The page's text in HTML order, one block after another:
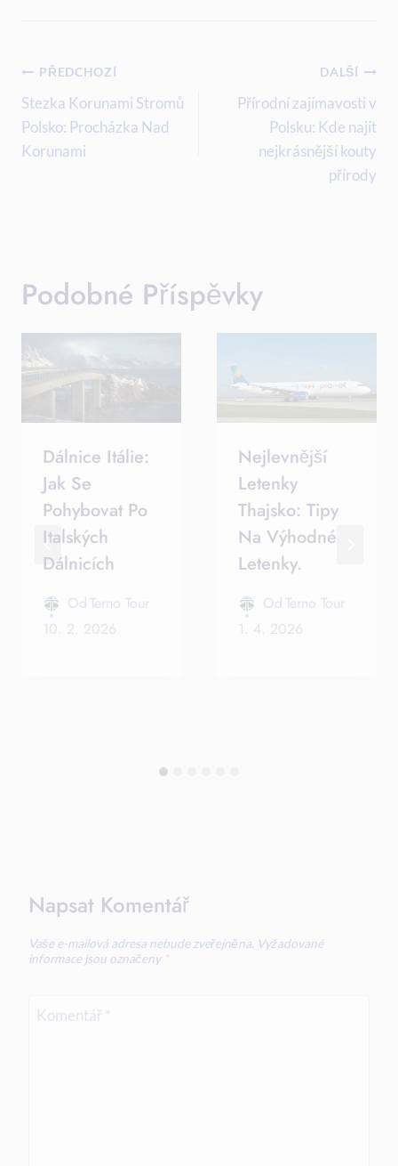
Navigace
Pro
Příspěvek
PŘEDCHOZÍ
Stezka Korunami Stromů
Polsko: Procházka Nad
Korunami
DALŠÍ
Přírodní zajímavosti v
Polsku: Kde najít
nejkrásnější kouty
přírody
Podobné Příspěvky
Dálnice Itálie:
Jak Se
Pohybovat Po
Italských
Dálnicích
Od Terno Tour
10. 2. 2026
Nejlevnější
Letenky
Thajsko: Tipy
Na Výhodné
Letenky.
Od Terno Tour
1. 4. 2026
Napsat Komentář
Vaše e-mailová adresa nebude zveřejněna. Vyžadované
informace jsou označeny *
Komentář *